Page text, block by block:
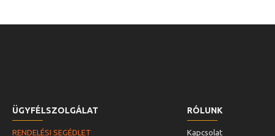
ÜGYFÉLSZOLGÁLAT
RENDELÉSI SEGÉDLET
RÓLUNK
Kapcsolat